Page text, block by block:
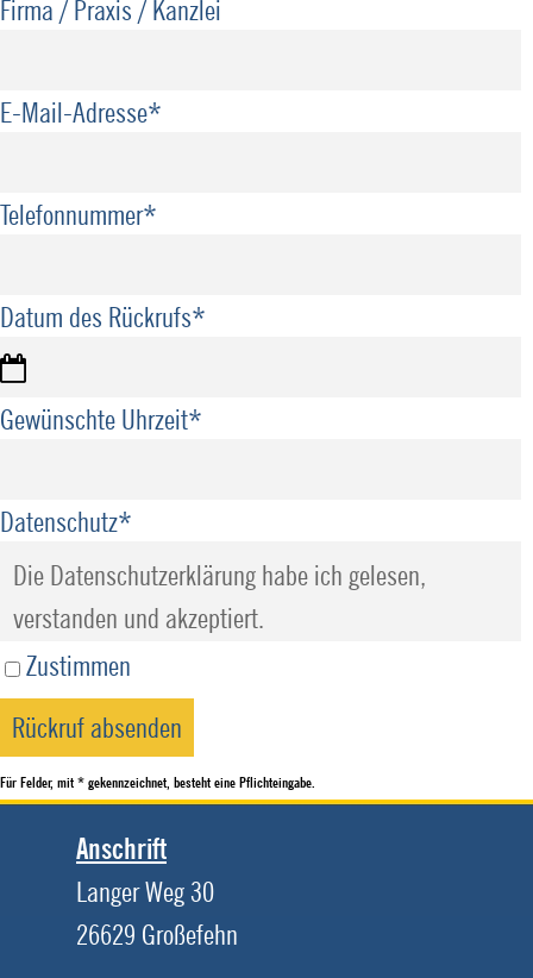
Firma / Praxis / Kanzlei
E-Mail-Adresse*
Telefonnummer*
Datum des Rückrufs*
Gewünschte Uhrzeit*
Datenschutz*
Die Datenschutzerklärung habe ich gelesen,
verstanden und akzeptiert.
Zustimmen
Für Felder, mit * gekennzeichnet, besteht eine Pflichteingabe.
Anschrift
Langer Weg 30
26629 Großefehn